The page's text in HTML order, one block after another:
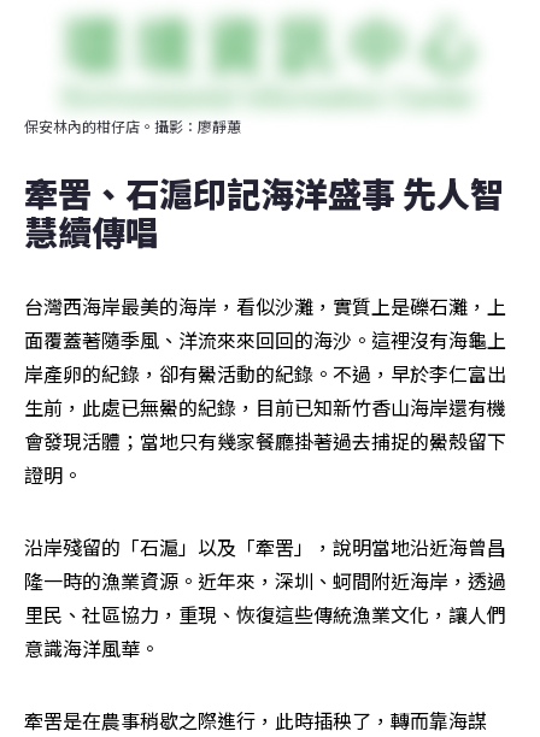
保安林內的柑仔店。攝影：廖靜蕙
牽罟、石滬印記海洋盛事 先人智
慧續傳唱
台灣西海岸最美的海岸，看似沙灘，實質上是礫石灘，上
面覆蓋著隨季風、洋流來來回回的海沙。這裡沒有海龜上
岸產卵的紀錄，卻有鱟活動的紀錄。不過，早於李仁富出
生前，此處已無鱟的紀錄，目前已知新竹香山海岸還有機
會發現活體；當地只有幾家餐廳掛著過去捕捉的鱟殼留下
證明。
沿岸殘留的「石滬」以及「牽罟」，說明當地沿近海曾昌
隆一時的漁業資源。近年來，深圳、蚵間附近海岸，透過
里民、社區協力，重現、恢復這些傳統漁業文化，讓人們
意識海洋風華。
牽罟是在農事稍歇之際進行，此時插秧了，轉而靠海謀